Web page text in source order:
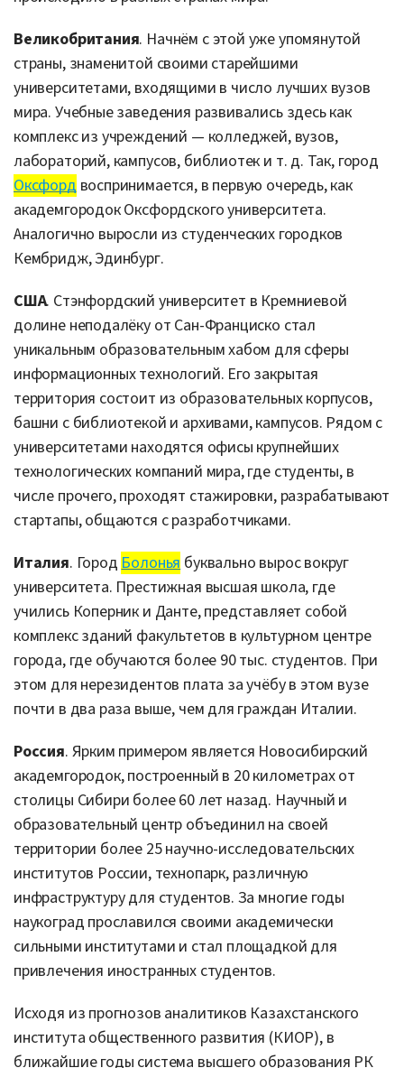
Великобритания. Начнём с этой уже упомянутой
страны, знаменитой своими старейшими
университетами, входящими в число лучших вузов
мира. Учебные заведения развивались здесь как
комплекс из учреждений — колледжей, вузов,
лабораторий, кампусов, библиотек и т. д. Так, город
Оксфорд воспринимается, в первую очередь, как
академгородок Оксфордского университета.
Аналогично выросли из студенческих городков
Кембридж, Эдинбург.
США. Стэнфордский университет в Кремниевой
долине неподалёку от Сан-Франциско стал
уникальным образовательным хабом для сферы
информационных технологий. Его закрытая
территория состоит из образовательных корпусов,
башни с библиотекой и архивами, кампусов. Рядом с
университетами находятся офисы крупнейших
технологических компаний мира, где студенты, в
числе прочего, проходят стажировки, разрабатывают
стартапы, общаются с разработчиками.
Италия. Город Болонья буквально вырос вокруг
университета. Престижная высшая школа, где
учились Коперник и Данте, представляет собой
комплекс зданий факультетов в культурном центре
города, где обучаются более 90 тыс. студентов. При
этом для нерезидентов плата за учёбу в этом вузе
почти в два раза выше, чем для граждан Италии.
Россия. Ярким примером является Новосибирский
академгородок, построенный в 20 километрах от
столицы Сибири более 60 лет назад. Научный и
образовательный центр объединил на своей
территории более 25 научно-исследовательских
институтов России, технопарк, различную
инфраструктуру для студентов. За многие годы
наукоград прославился своими академически
сильными институтами и стал площадкой для
привлечения иностранных студентов.
Исходя из прогнозов аналитиков Казахстанского
института общественного развития (КИОР), в
ближайшие годы система высшего образования РК